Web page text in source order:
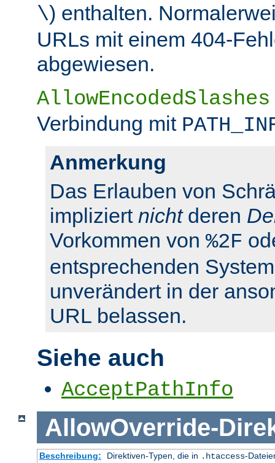
\) enthalten.
URLs mit einem 404-
abgewiesen.
AllowEncodedSlashes
Verbindung mit
Anmerkung
Das Erlauben von
impliziert nichtderen
Vorkommen von %2F
entsprechenden
unverändert in der
URL belassen.
Siehe auch
AcceptPathInfo
AllowOverride-
Beschreibung: Direktiven-Typen, die in .htaccess-